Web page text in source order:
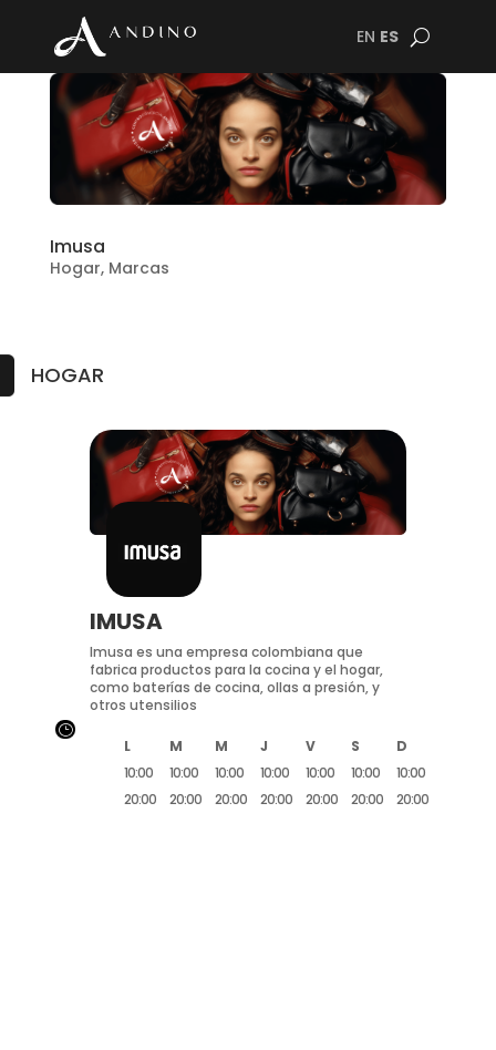
EN ES
Imusa
Hogar, Marcas
HOGAR
IMUSA
Imusa es una empresa colombiana que
fabrica productos para la cocina y el hogar,
como baterías de cocina, ollas a presión, y
otros utensilios
L M M J V S
D
10:00
20:00
10:00
20:00
10:00
20:00
10:00
20:00
10:00
20:00
10:00
20:00
10:00
20:00
}